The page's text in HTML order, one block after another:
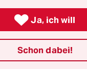
 Ja, ich will
Schon dabei!